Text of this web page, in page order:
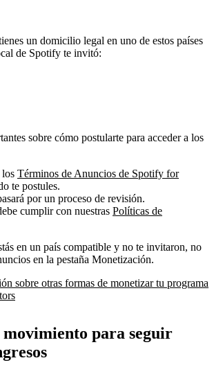
un domicilio legal en uno de estos países
de Spotify te invitó:
sobre cómo postularte para acceder a los
los Términos de Anuncios de Spotify for
te postules.
por un proceso de revisión.
cumplir con nuestras Políticas de
en un país compatible y no te invitaron, no
en la pestaña Monetización.
sobre otras formas de monetizar tu programa
para seguir